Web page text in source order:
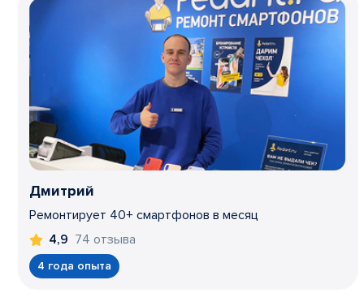
Дмитрий
Ремонтирует 40+ смартфонов в месяц
4,9 74 отзыва
4 года опыта